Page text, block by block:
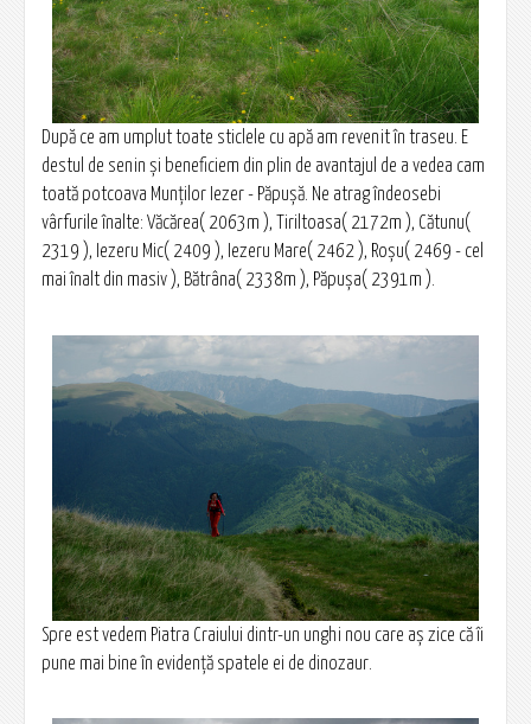
După ce am umplut toate sticlele cu apă am revenit în traseu. E
destul de senin şi beneficiem din plin de avantajul de a vedea cam
toată potcoava Munţilor Iezer - Păpuşă. Ne atrag îndeosebi
vârfurile înalte: Văcărea( 2063m ), Tiriltoasa( 2172m ), Cătunu(
2319 ), Iezeru Mic( 2409 ), Iezeru Mare( 2462 ), Roşu( 2469 - cel
mai înalt din masiv ), Bătrâna( 2338m ), Păpuşa( 2391m ).
Spre est vedem Piatra Craiului dintr-un unghi nou care aş zice că îi
pune mai bine în evidenţă spatele ei de dinozaur.